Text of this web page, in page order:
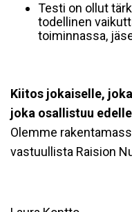
Testi on ollut
todellinen
toiminnassa,
Kiitos jokaiselle,
joka osallistuu
Olemme
vastuullista Raision